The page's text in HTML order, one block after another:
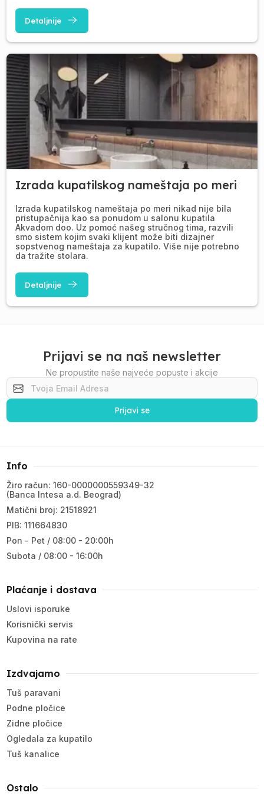
Detaljnije
Izrada kupatilskog nameštaja po meri
Izrada kupatilskog nameštaja po meri nikad nije bila
pristupačnija kao sa ponudom u salonu kupatila
Akvadom doo. Uz pomoć našeg stručnog tima, razvili
smo sistem kojim svaki klijent može biti dizajner
sopstvenog nameštaja za kupatilo. Više nije potrebno
da tražite stolara.
Detaljnije
Prijavi se na naš newsletter
Ne propustite naše najveće popuste i akcije
Prijavi se
Info
Žiro račun: 160-0000000559349-32
(Banca Intesa a.d. Beograd)
Matični broj: 21518921
PIB: 111664830
Pon - Pet / 08:00 - 20:00h
Subota / 08:00 - 16:00h
Plaćanje i dostava
Uslovi isporuke
Korisnički servis
Kupovina na rate
Izdvajamo
Tuš paravani
Podne pločice
Zidne pločice
Ogledala za kupatilo
Tuš kanalice
Ostalo